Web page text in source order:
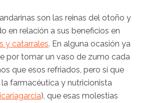
son las reinas del otoño y
en relación a sus beneficios en
y catarrales. En alguna ocasión ya
por tomar un vaso de zumo cada
que esos refriados, pero sí que
farmacéutica y nutricionista
), que esas molestias